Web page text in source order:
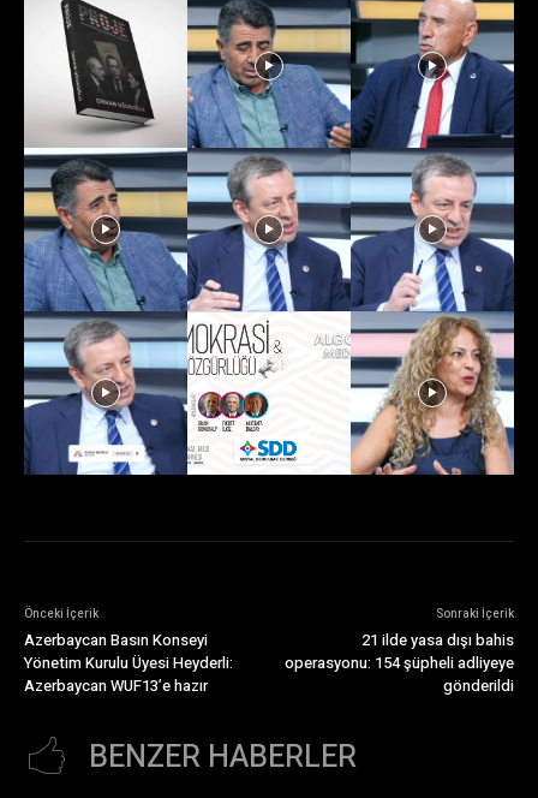
Önceki İçerik
Azerbaycan Basın Konseyi
Yönetim Kurulu Üyesi Heyderli:
Azerbaycan WUF13’e hazır
Sonraki İçerik
21 ilde yasa dışı bahis
operasyonu: 154 şüpheli adliyeye
gönderildi
BENZER HABERLER